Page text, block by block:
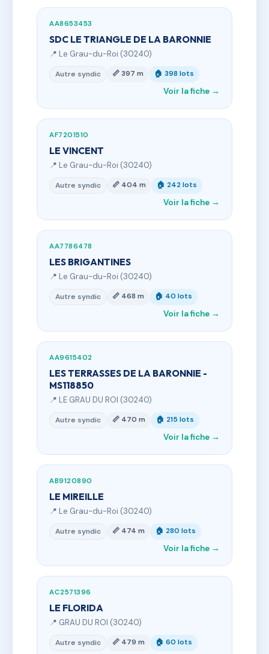
AA8653453
SDC LE TRIANGLE DE LA BARONNIE
📍 Le Grau-du-Roi (30240)
Autre syndic 📏 397 m 🏠 398 lots
Voir la fiche →
AF7201510
LE VINCENT
📍 Le Grau-du-Roi (30240)
Autre syndic 📏 404 m 🏠 242 lots
Voir la fiche →
AA7786478
LES BRIGANTINES
📍 Le Grau-du-Roi (30240)
Autre syndic 📏 468 m 🏠 40 lots
Voir la fiche →
AA9615402
LES TERRASSES DE LA BARONNIE -
MS118850
📍 LE GRAU DU ROI (30240)
Autre syndic 📏 470 m 🏠 215 lots
Voir la fiche →
AB9120890
LE MIREILLE
📍 Le Grau-du-Roi (30240)
Autre syndic 📏 474 m 🏠 280 lots
Voir la fiche →
AC2571396
LE FLORIDA
📍 GRAU DU ROI (30240)
Autre syndic 📏 479 m 🏠 60 lots